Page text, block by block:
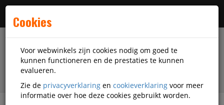
Cookies
Voor webwinkels zijn cookies nodig om goed te
kunnen functioneren en de prestaties te kunnen
evalueren.
Zie de privacyverklaring en cookieverklaring voor meer
informatie over hoe deze cookies gebruikt worden.